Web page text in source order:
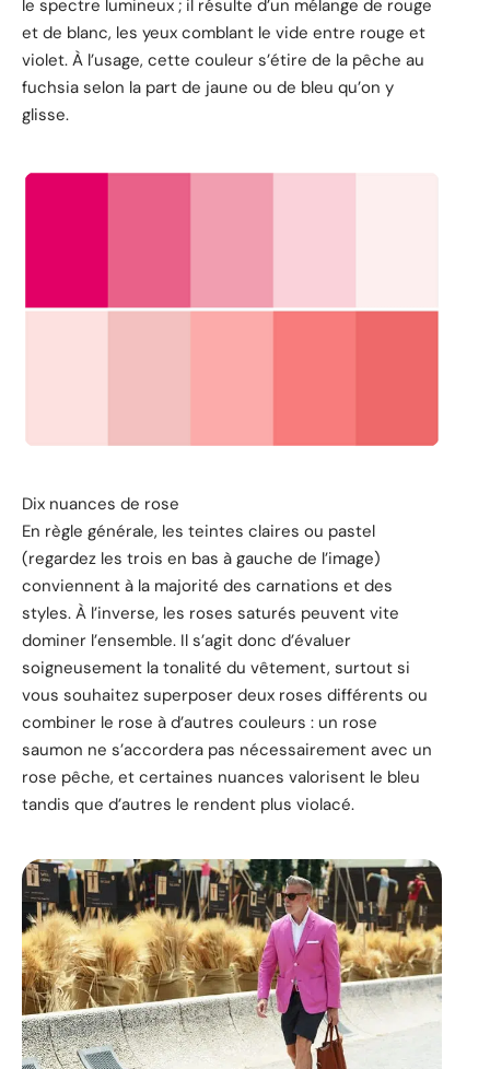
le spectre lumineux ; il résulte d’un mélange de rouge
et de blanc, les yeux comblant le vide entre rouge et
violet. À l’usage, cette couleur s’étire de la pêche au
fuchsia selon la part de jaune ou de bleu qu’on y
glisse.
Dix nuances de rose
En règle générale, les teintes claires ou pastel
(regardez les trois en bas à gauche de l’image)
conviennent à la majorité des carnations et des
styles. À l’inverse, les roses saturés peuvent vite
dominer l’ensemble. Il s’agit donc d’évaluer
soigneusement la tonalité du vêtement, surtout si
vous souhaitez superposer deux roses différents ou
combiner le rose à d’autres couleurs : un rose
saumon ne s’accordera pas nécessairement avec un
rose pêche, et certaines nuances valorisent le bleu
tandis que d’autres le rendent plus violacé.